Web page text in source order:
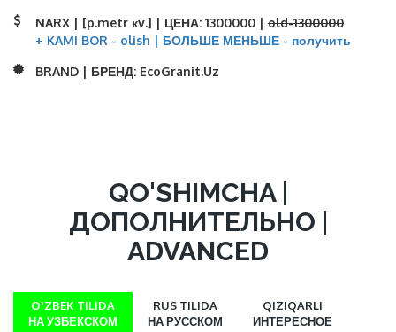
NARX | [p.metr кv.] | ЦЕНА: 1300000 | old-1300000
+ KAMI BOR - olish | БОЛЬШЕ МЕНЬШЕ - получить
BRAND | БРЕНД: EcoGranit.Uz
QO'SHIMCHA |
ДОПОЛНИТЕЛЬНО |
ADVANCED
O'ZBEK TILIDA
НА УЗБЕКСКОМ
RUS TILIDA
НА РУССКОМ
QIZIQARLI
ИНТЕРЕСНОЕ